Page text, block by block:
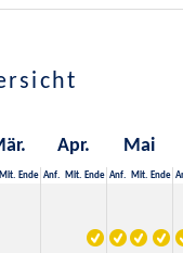
Apr. Mai
Mit. Ende Anf. Mit. Ende Anf. Mit. Ende